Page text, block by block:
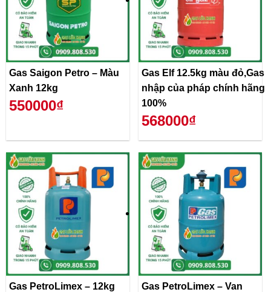
Gas Saigon Petro – Màu
Xanh 12kg
550000₫
Gas Elf 12.5kg màu đỏ,Gas
nhập của pháp chính hãng
100%
568000₫
Gas PetroLimex – 12kg
Gas PetroLimex – Van